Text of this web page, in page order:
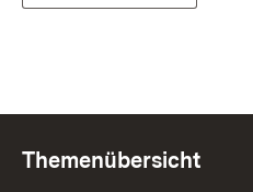
Themenübersicht